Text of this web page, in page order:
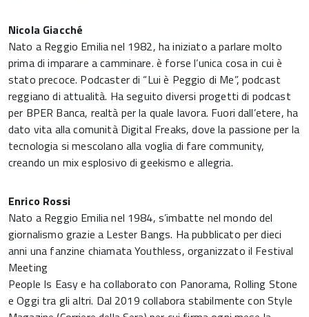
Nicola Giacché
Nato a Reggio Emilia nel 1982, ha iniziato a parlare molto
prima di imparare a camminare. è forse l’unica cosa in cui è
stato precoce. Podcaster di “Lui è Peggio di Me”, podcast
reggiano di attualità. Ha seguito diversi progetti di podcast
per BPER Banca, realtà per la quale lavora. Fuori dall’etere, ha
dato vita alla comunità Digital Freaks, dove la passione per la
tecnologia si mescolano alla voglia di fare community,
creando un mix esplosivo di geekismo e allegria.
Enrico Rossi
Nato a Reggio Emilia nel 1984, s’imbatte nel mondo del
giornalismo grazie a Lester Bangs. Ha pubblicato per dieci
anni una fanzine chiamata Youthless, organizzato il Festival
Meeting
People Is Easy e ha collaborato con Panorama, Rolling Stone
e Oggi tra gli altri. Dal 2019 collabora stabilmente con Style